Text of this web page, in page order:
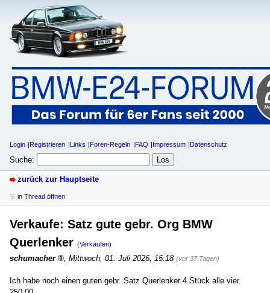
Login Registrieren Links Foren-Regeln FAQ Impressum Datenschutz
Suche:
zurück zur Hauptseite
in Thread öffnen
Verkaufe: Satz gute gebr. Org BMW
Querlenker (Verkaufen)
schumacher Mittwoch, 01. Juli 2026, 15:18 (vor 37 Tagen)
Ich habe noch einen guten gebr. Satz Querlenker 4 Stück alle vier